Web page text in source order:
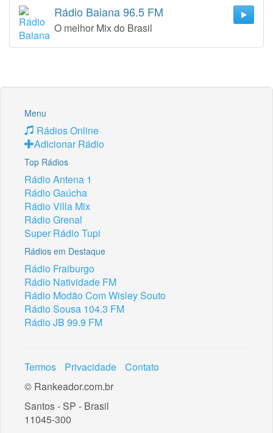
Rádio Baiana 96.5 FM
O melhor Mix do Brasil
Menu
Rádios Online
Adicionar Rádio
Top Rádios
Rádio Antena 1
Rádio Gaúcha
Rádio Villa Mix
Rádio Grenal
Super Rádio Tupi
Rádios em Destaque
Rádio Fraiburgo
Rádio Natividade FM
Rádio Modão Com Wisley Souto
Rádio Sousa 104.3 FM
Rádio JB 99.9 FM
Termos Privacidade
Contato
© Rankeador.com.br
Santos - SP - Brasil
11045-300